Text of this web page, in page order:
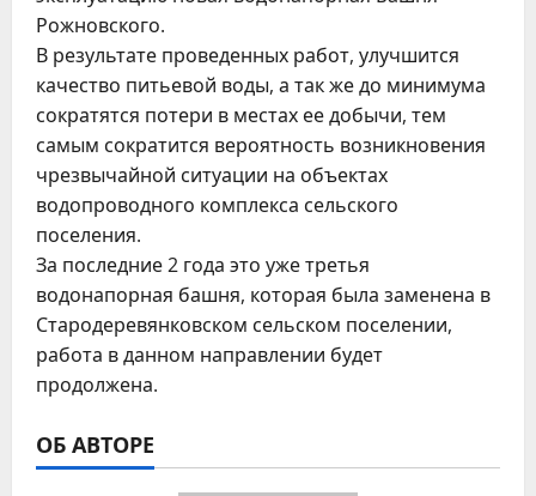
Рожновского.
В результате проведенных работ, улучшится
качество питьевой воды, а так же до минимума
сократятся потери в местах ее добычи, тем
самым сократится вероятность возникновения
чрезвычайной ситуации на объектах
водопроводного комплекса сельского
поселения.
За последние 2 года это уже третья
водонапорная башня, которая была заменена в
Стародеревянковском сельском поселении,
работа в данном направлении будет
продолжена.
ОБ АВТОРЕ